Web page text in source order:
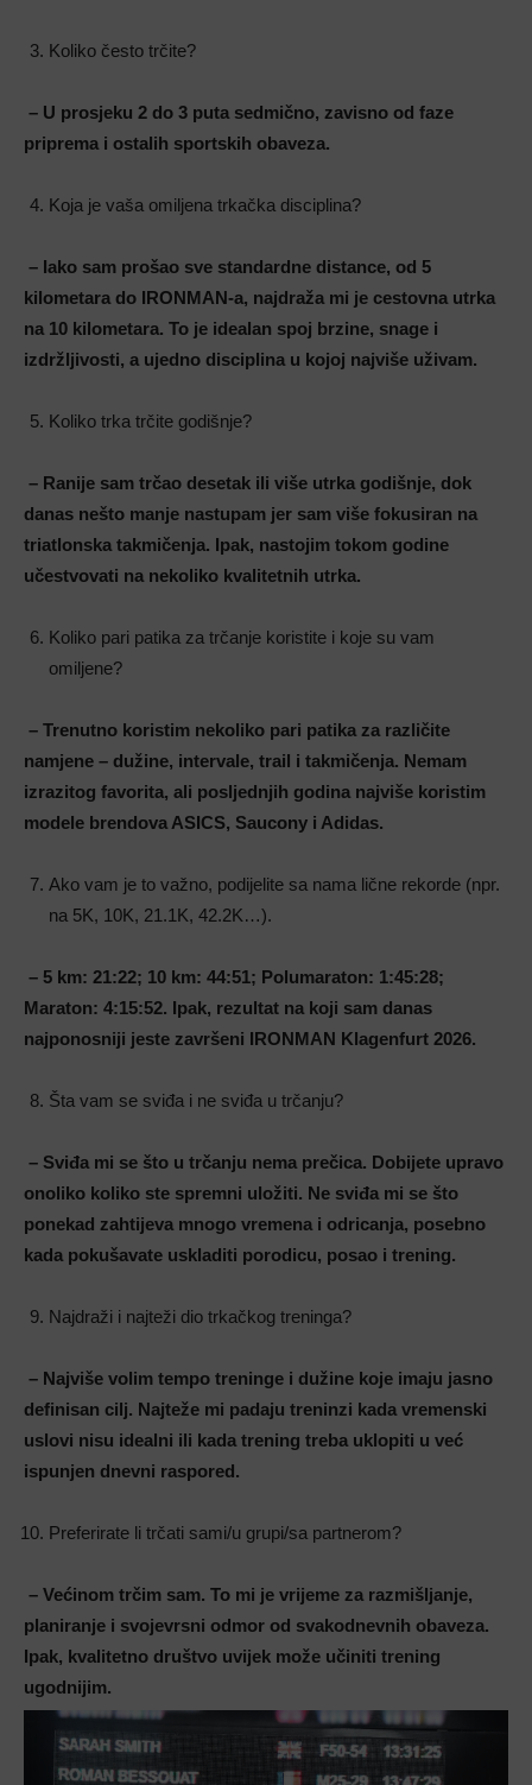
Koliko često trčite?
– U prosjeku 2 do 3 puta sedmično, zavisno od faze
priprema i ostalih sportskih obaveza.
Koja je vaša omiljena trkačka disciplina?
– Iako sam prošao sve standardne distance, od 5
kilometara do IRONMAN-a, najdraža mi je cestovna utrka
na 10 kilometara. To je idealan spoj brzine, snage i
izdržljivosti, a ujedno disciplina u kojoj najviše uživam.
Koliko trka trčite godišnje?
– Ranije sam trčao desetak ili više utrka godišnje, dok
danas nešto manje nastupam jer sam više fokusiran na
triatlonska takmičenja. Ipak, nastojim tokom godine
učestvovati na nekoliko kvalitetnih utrka.
Koliko pari patika za trčanje koristite i koje su vam
omiljene?
– Trenutno koristim nekoliko pari patika za različite
namjene – dužine, intervale, trail i takmičenja. Nemam
izrazitog favorita, ali posljednjih godina najviše koristim
modele brendova ASICS, Saucony i Adidas.
Ako vam je to važno, podijelite sa nama lične rekorde (npr.
na 5K, 10K, 21.1K, 42.2K…).
– 5 km: 21:22; 10 km: 44:51; Polumaraton: 1:45:28;
Maraton: 4:15:52. Ipak, rezultat na koji sam danas
najponosniji jeste završeni IRONMAN Klagenfurt 2026.
Šta vam se sviđa i ne sviđa u trčanju?
– Sviđa mi se što u trčanju nema prečica. Dobijete upravo
onoliko koliko ste spremni uložiti. Ne sviđa mi se što
ponekad zahtijeva mnogo vremena i odricanja, posebno
kada pokušavate uskladiti porodicu, posao i trening.
Najdraži i najteži dio trkačkog treninga?
– Najviše volim tempo treninge i dužine koje imaju jasno
definisan cilj. Najteže mi padaju treninzi kada vremenski
uslovi nisu idealni ili kada trening treba uklopiti u već
ispunjen dnevni raspored.
Preferirate li trčati sami/u grupi/sa partnerom?
– Većinom trčim sam. To mi je vrijeme za razmišljanje,
planiranje i svojevrsni odmor od svakodnevnih obaveza.
Ipak, kvalitetno društvo uvijek može učiniti trening
ugodnijim.